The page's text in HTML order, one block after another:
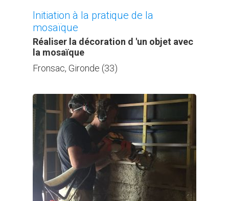
Initiation à la pratique de la
mosaïque
Réaliser la décoration d 'un objet avec
la mosaïque
Fronsac, Gironde (33)